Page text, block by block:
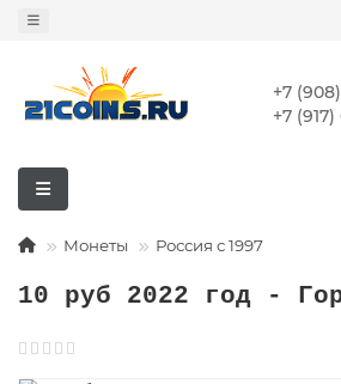
+7
+7
Монеты Россия с 1997
10 руб 2022 год -